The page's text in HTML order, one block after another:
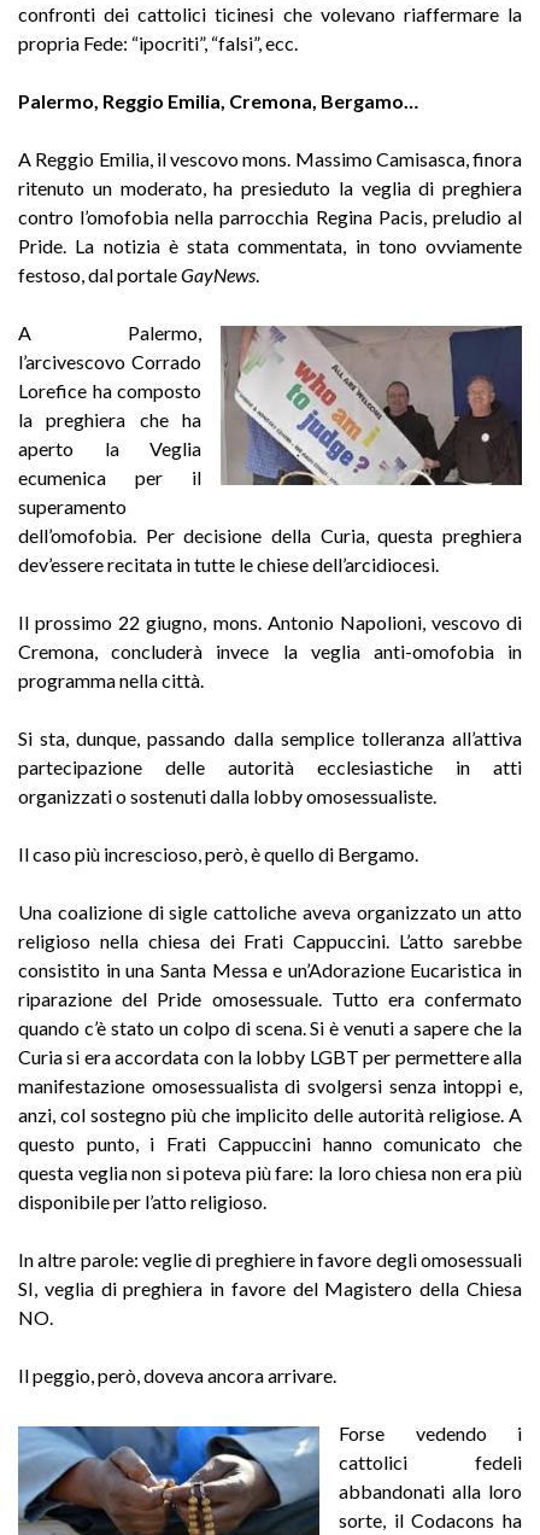
confronti dei cattolici ticinesi che volevano riaffermare la
propria Fede: “ipocriti”, “falsi”, ecc.
Palermo, Reggio Emilia, Cremona, Bergamo…
A Reggio Emilia, il vescovo mons. Massimo Camisasca, finora
ritenuto un moderato, ha presieduto la veglia di preghiera
contro l’omofobia nella parrocchia Regina Pacis, preludio al
Pride. La notizia è stata commentata, in tono ovviamente
festoso, dal portaleGayNews
A Palermo,
l’arcivescovo Corrado
Lorefice ha composto
la preghiera che ha
aperto la Veglia
ecumenica per il
superamento
dell’omofobia. Per decisione della Curia, questa preghiera
dev’essere recitata in tutte le chiese dell’arcidiocesi.
Il prossimo 22 giugno, mons. Antonio Napolioni, vescovo di
Cremona, concluderà invece la veglia anti-omofobia in
programma nella città.
Si sta, dunque, passando dalla semplice tolleranza all’attiva
partecipazione delle autorità ecclesiastiche in atti
organizzati o sostenuti dalla lobby omosessualiste.
Il caso più increscioso, però, è quello di Bergamo.
Una coalizione di sigle cattoliche aveva organizzato un atto
religioso nella chiesa dei Frati Cappuccini. L’atto sarebbe
consistito in una Santa Messa e un’Adorazione Eucaristica in
riparazione del Pride omosessuale. Tutto era confermato
quando c’è stato un colpo di scena. Si è venuti a sapere che la
Curia si era accordata con la lobby LGBT per permettere alla
manifestazione omosessualista di svolgersi senza intoppi e,
anzi, col sostegno più che implicito delle autorità religiose. A
questo punto, i Frati Cappuccini hanno comunicato che
questa veglia non si poteva più fare: la loro chiesa non era più
disponibile per l’atto religioso.
In altre parole: veglie di preghiere in favore degli omosessuali
SI, veglia di preghiera in favore del Magistero della Chiesa
NO.
Il peggio, però, doveva ancora arrivare.
Forse vedendo i
cattolici fedeli
abbandonati alla loro
sorte, il Codacons ha